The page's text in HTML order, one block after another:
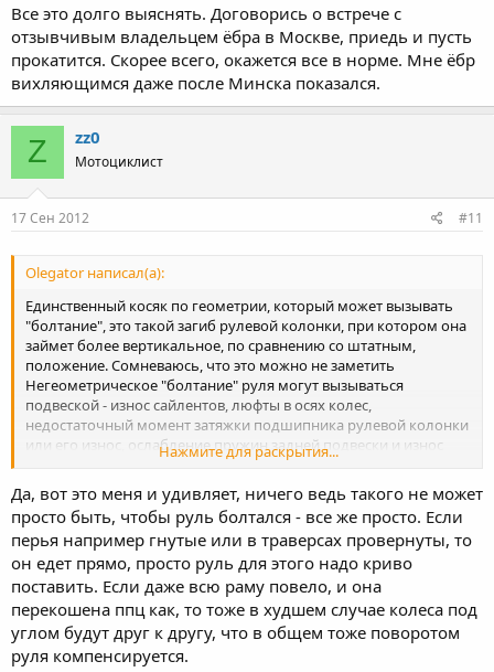
Все это долго выяснять. Договорись о встрече с
отзывчивым владельцем ёбра в Москве, приедь и пусть
прокатится. Скорее всего, окажется все в норме. Мне ёбр
вихляющимся даже после Минска показался.
Z zz0
Мотоциклист
17 Сен 2012 #11
Olegator написал(а):
Единственный косяк по геометрии, который может вызывать
"болтание", это такой загиб рулевой колонки, при котором она
займет более вертикальное, по сравнению со штатным,
положение. Сомневаюсь, что это можно не заметить
Негеометрическое "болтание" руля могут вызываться
подвеской - износ сайлентов, люфты в осях колес,
недостаточный момент затяжки подшипника рулевой колонки
или его износ, ослабление пружин задней подвески и износ
задних амортизаторов, разрушения рамы. Все это долго
ёбра в Москве, приедь и пусть прокатится. Скорее всего,
окажется все в норме. Мне ёбр вихляющимся даже после
Минска показался.
Нажмите для раскрытия...
Да, вот это меня и удивляет, ничего ведь такого не может
просто быть, чтобы руль болтался - все же просто. Если
перья например гнутые или в траверсах провернуты, то
он едет прямо, просто руль для этого надо криво
поставить. Если даже всю раму повело, и она
перекошена ппц как, то тоже в худшем случае колеса под
углом будут друг к другу, что в общем тоже поворотом
руля компенсируется.